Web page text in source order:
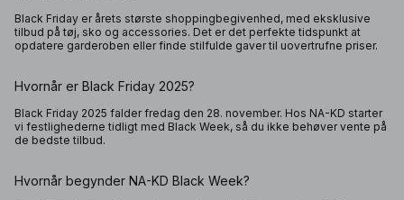
Black Friday er årets største shoppingbegivenhed, med eksklusive
tilbud på tøj, sko og accessories. Det er det perfekte tidspunkt at
opdatere garderoben eller finde stilfulde gaver til uovertrufne priser.
Hvornår er Black Friday 2025?
Black Friday 2025 falder fredag den 28. november. Hos NA-KD starter
vi festlighederne tidligt med Black Week, så du ikke behøver vente på
de bedste tilbud.
Hvornår begynder NA-KD Black Week?